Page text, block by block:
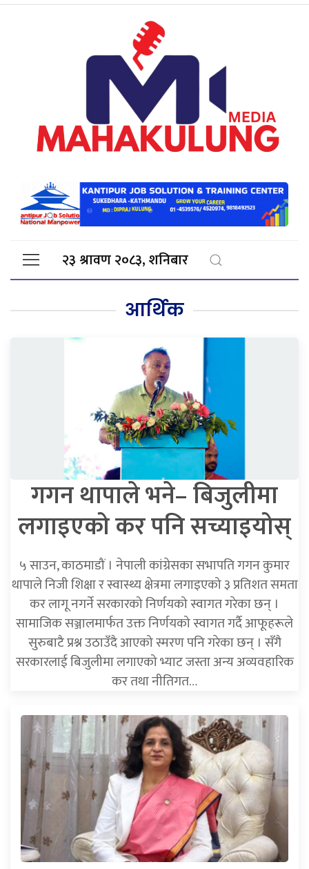
२३ श्रावण २०८३, शनिबार
आर्थिक
गगन थापाले भने– बिजुलीमा
लगाइएको कर पनि सच्याइयोस्
५ साउन, काठमाडौं । नेपाली कांग्रेसका सभापति गगन कुमार
थापाले निजी शिक्षा र स्वास्थ्य क्षेत्रमा लगाइएको ३ प्रतिशत समता
कर लागू नगर्ने सरकारको निर्णयको स्वागत गरेका छन् ।
सामाजिक सञ्जालमार्फत उक्त निर्णयको स्वागत गर्दै आफूहरूले
सुरुबाटै प्रश्न उठाउँदै आएको स्मरण पनि गरेका छन् । सँगै
सरकारलाई बिजुलीमा लगाएको भ्याट जस्ता अन्य अव्यवहारिक
कर तथा नीतिगत…